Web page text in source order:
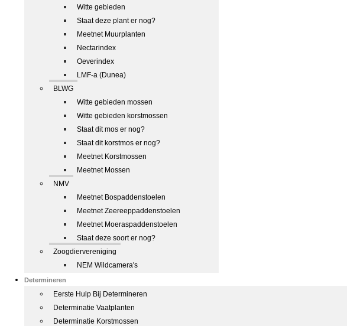
Witte gebieden
Staat deze plant er nog?
Meetnet Muurplanten
Nectarindex
Oeverindex
LMF-a (Dunea)
BLWG
Witte gebieden mossen
Witte gebieden korstmossen
Staat dit mos er nog?
Staat dit korstmos er nog?
Meetnet Korstmossen
Meetnet Mossen
NMV
Meetnet Bospaddenstoelen
Meetnet Zeereeppaddenstoelen
Meetnet Moeraspaddenstoelen
Staat deze soort er nog?
Zoogdiervereniging
NEM Wildcamera's
Determineren
Eerste Hulp Bij Determineren
Determinatie Vaatplanten
Determinatie Korstmossen